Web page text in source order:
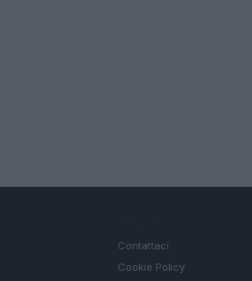
Contattaci
Cookie Policy